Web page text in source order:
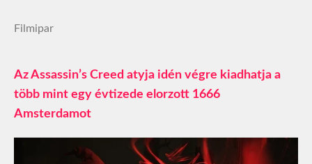
Filmipar
Az Assassin’s Creed atyja idén végre kiadhatja a
több mint egy évtizede elorzott 1666
Amsterdamot